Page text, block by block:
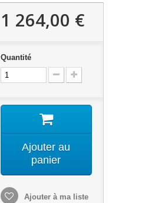
1 264,00 €
Quantité
Ajouter au
panier
Ajouter à ma liste